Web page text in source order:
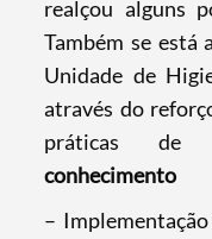
realçou alguns
Também se está
Unidade de
através do
práticas de
conhecimento
–